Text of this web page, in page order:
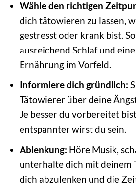
Wähle den richtigen
dich tätowieren zu lassen,
gestresst oder krank bist.
ausreichend Schlaf und
Ernährung im Vorfeld.
Informiere dich gründlich:
Tätowierer über deine
Je besser du vorbereitet
entspannter wirst du sein.
Ablenkung: Höre Musik,
unterhalte dich mit deinem
dich abzulenken und die